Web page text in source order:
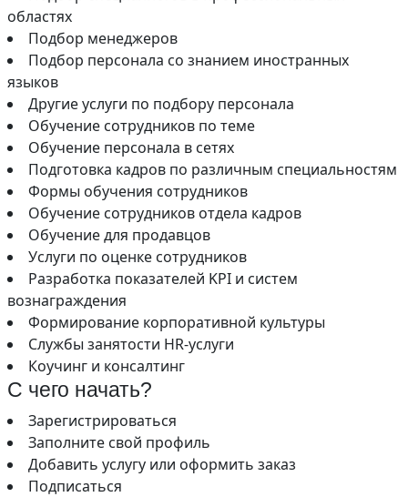
областях
Подбор менеджеров
Подбор персонала со знанием иностранных
языков
Другие услуги по подбору персонала
Обучение сотрудников по теме
Обучение персонала в сетях
Подготовка кадров по различным специальностям
Формы обучения сотрудников
Обучение сотрудников отдела кадров
Обучение для продавцов
Услуги по оценке сотрудников
Разработка показателей KPI и систем
вознаграждения
Формирование корпоративной культуры
Службы занятости HR-услуги
Коучинг и консалтинг
С чего начать?
Зарегистрироваться
Заполните свой профиль
Добавить услугу или оформить заказ
Подписаться